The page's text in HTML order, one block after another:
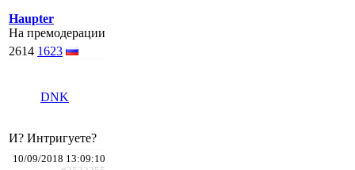
Haupter
На премодерации
2614 1623
DNK
И? Интригуете?
10/09/2018 13:09:10